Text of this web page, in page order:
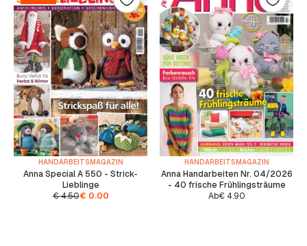
HANDARBEITSMAGAZIN
Anna Special A 550 - Strick-
Lieblinge
€4.50€ 0.00
HANDARBEITSMAGAZIN
Anna Handarbeiten Nr. 04/2026
- 40 frische Frühlingsträume
Ab€4.90